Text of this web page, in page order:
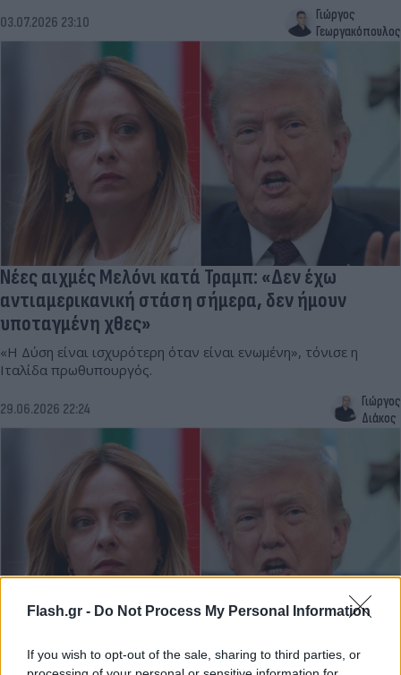
Flash.gr - Do Not Process My Personal Information
If you wish to opt-out of the sale, sharing to third parties, or
03.07.2026 23:10
Γιώργος
Γεωργακόπουλος
Νέες αιχμές Μελόνι κατά Τραμπ: «Δεν έχω
αντιαμερικανική στάση σήμερα, δεν ήμουν
υποταγμένη χθες»
«Η Δύση είναι ισχυρότερη όταν είναι ενωμένη», τόνισε η
Ιταλίδα πρωθυπουργός.
29.06.2026 22:24
Γιώργος
Διάκος
Στα άκρα ο Τραμπ για Μελόνι: Δεν ενδιαφέρθηκε